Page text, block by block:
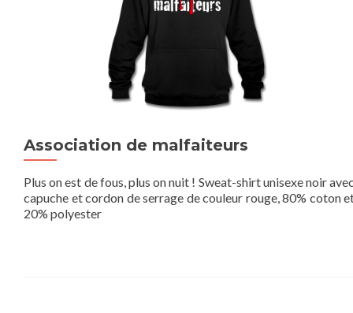
Association de malfaiteurs
Plus on est de fous, plus on nuit ! Sweat-shirt unisexe noir
capuche et cordon de serrage de couleur rouge, 80% coton
20% polyester